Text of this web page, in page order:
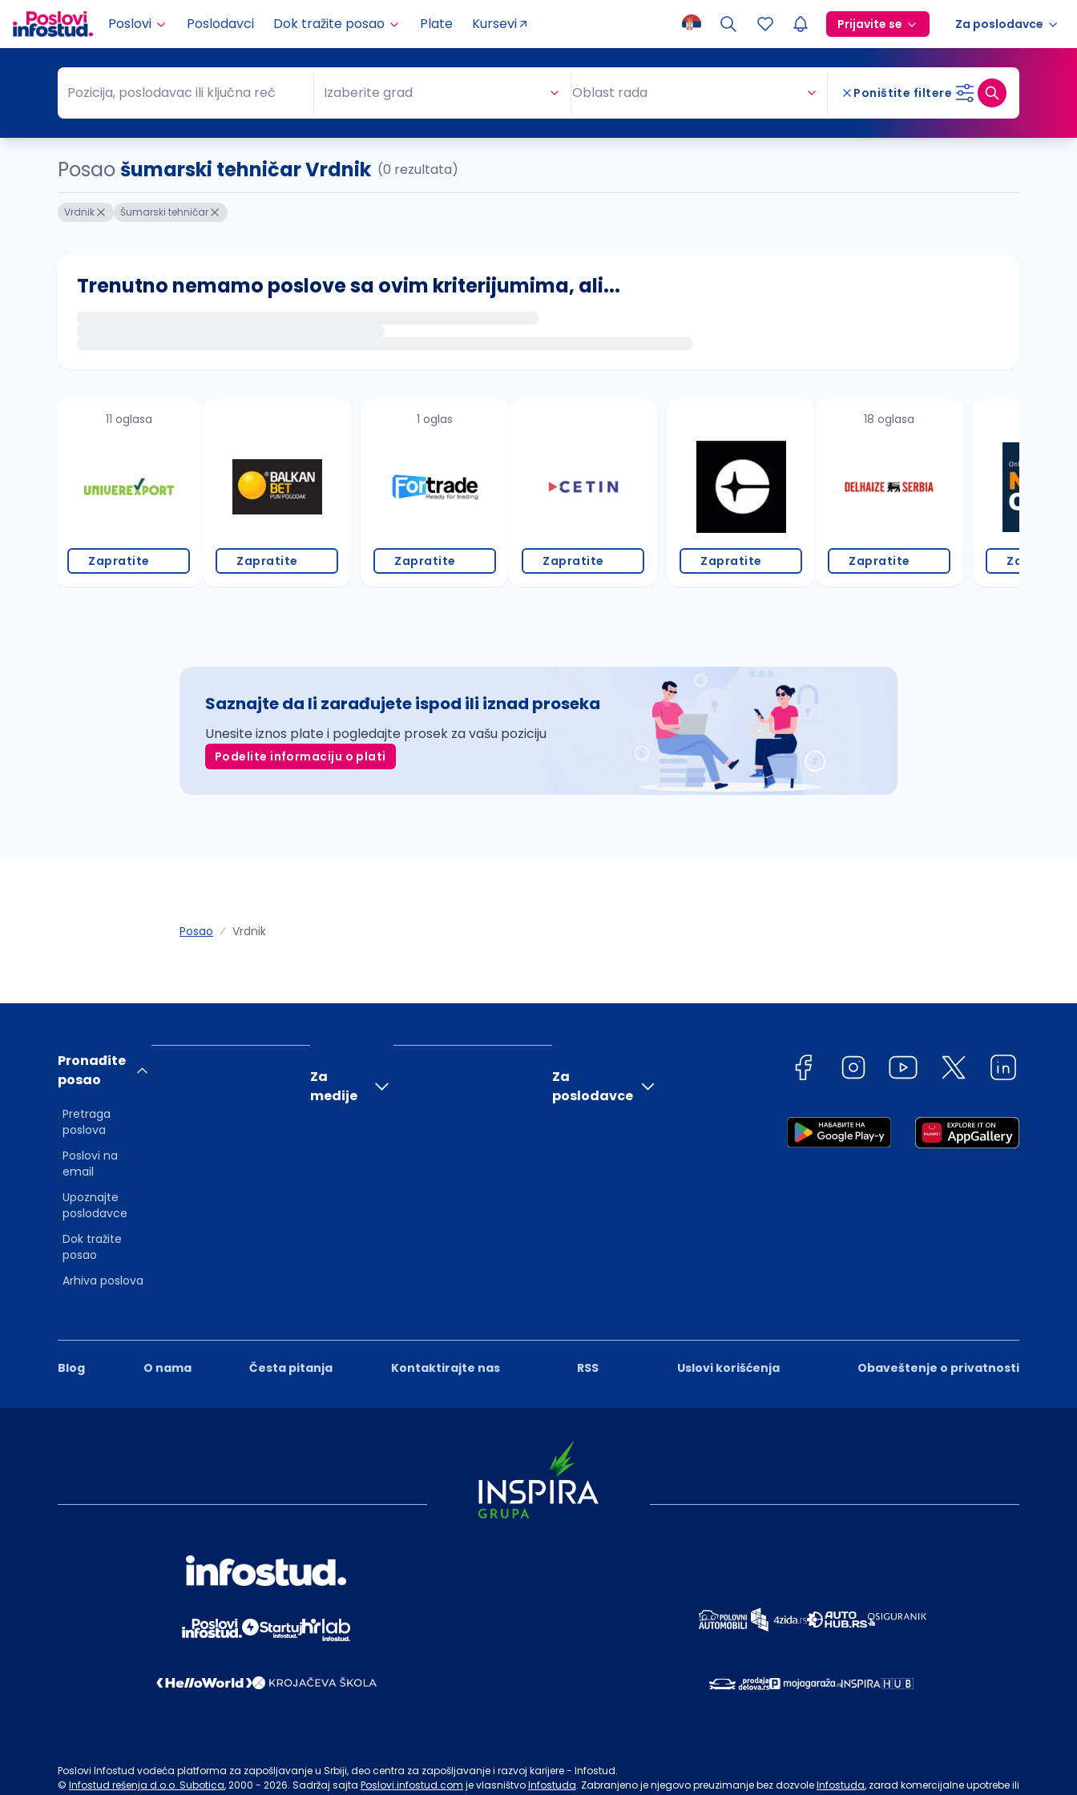
Poslovi Poslodavci Dok tražite posao Plate Kursevi Prijavite se Za poslodavce
Pozicija, poslodavac ili ključna reč
Pozicija, poslodavac ili ključna reč Grad
Izaberite grad Oblast rada Poništite filtere
Posao šumarski tehničar Vrdnik (0 rezultata)
Vrdnik Šumarski tehničar
Trenutno nemamo poslove sa ovim kriterijumima, ali...
proverite pravopisne greške (koristite č, ć, š, đ, ž, dž)
povećajte radijus za odabrani grad
11 oglasa
Zapratite Zapratite
1 oglas
Zapratite Zapratite Zapratite
18 oglasa
Zapratite Zapratite
Saznajte da li zarađujete ispod ili iznad proseka
Unesite iznos plate i pogledajte prosek za vašu poziciju
Podelite informaciju o plati
Posao Vrdnik
Blog O nama Česta pitanja Kontaktirajte nas RSS Uslovi korišćenja Obaveštenje o privatnosti
Pronađite
posao
Pretraga
poslova
Poslovi na
email
Upoznajte
poslodavce
Dok tražite
posao
Arhiva poslova
Za
medije
Za
poslodavce
Poslovi Infostud vodeća platforma za zapošljavanje u Srbiji, deo centra za zapošljavanje i razvoj karijere - Infostud.
© Infostud rešenja d.o.o. Subotica, 2000 - 2026. Sadržaj sajta Poslovi.infostud.com je vlasništvoInfostuda. Zabranjeno je njegovo preuzimanje bez dozvoleInfostuda, zarad komercijalne upotrebe ili